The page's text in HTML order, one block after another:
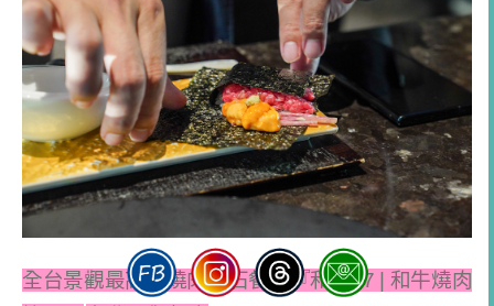
全台景觀最高的燒肉懷石餐廳『和牛47 |和牛燒肉
懷石』台北景觀餐廳
和牛 101絕美景色
傍晚用餐可以從夕陽一值欣賞到台北信義區百萬